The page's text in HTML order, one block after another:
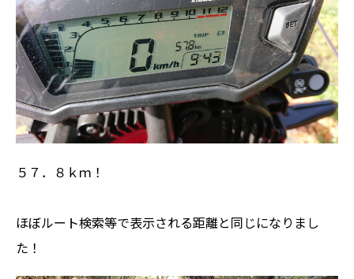
５７．８ｋｍ！
ほぼルート検索等で表示される距離と同じになりまし
た！